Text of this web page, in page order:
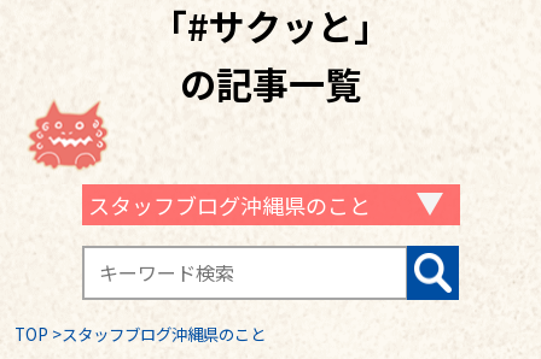
「#サクッと」
の記事一覧
スタッフブログ沖縄県のこと
TOP >スタッフブログ沖縄県のこと